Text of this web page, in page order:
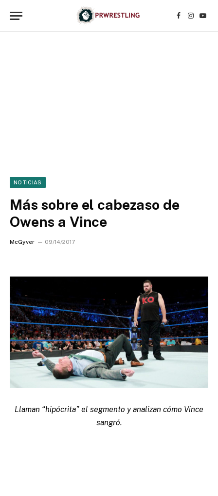
Facebook
NOTICIAS
Más sobre el cabezaso de
Owens a Vince
McGyver 09/14/2017
Llaman “hipócrita” el segmento y analizan cómo Vince
sangró.